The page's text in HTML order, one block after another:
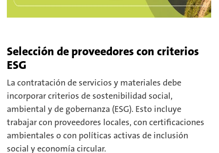
Selección de proveedores con criterios
ESG
La contratación de servicios y materiales debe
incorporar criterios de sostenibilidad social,
ambiental y de gobernanza (ESG). Esto incluye
trabajar con proveedores locales, con certificaciones
ambientales o con políticas activas de inclusión
social y economía circular.